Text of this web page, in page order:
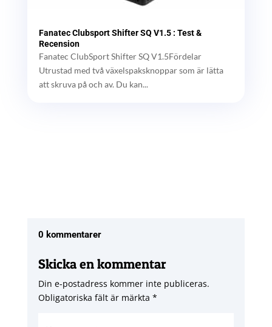
Fanatec Clubsport Shifter SQ V1.5 : Test &
Recension
Fanatec ClubSport Shifter SQ V1.5Fördelar
Utrustad med två växelspaksknoppar som är lätta
att skruva på och av. Du kan...
0 kommentarer
Skicka en kommentar
Din e-postadress kommer inte publiceras.
Obligatoriska fält är märkta *